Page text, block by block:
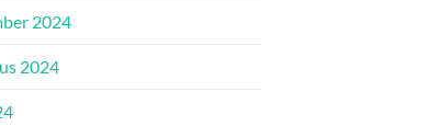
2024
2024